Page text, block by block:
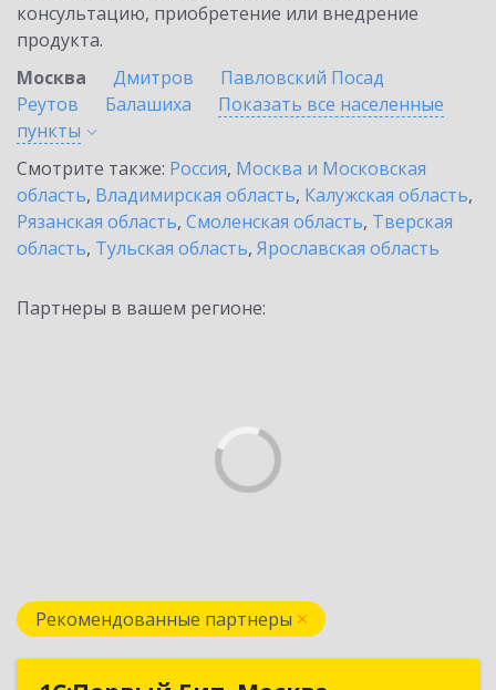
консультацию, приобретение или внедрение
продукта.
Москва
Дмитров
Павловский Посад
Реутов
Балашиха
Показать все населенные
пункты
Смотрите также: Россия, Москва и Московская
область, Владимирская область, Калужская область,
Рязанская область, Смоленская область, Тверская
область, Тульская область, Ярославская область
Партнеры в вашем регионе:
Рекомендованные партнеры